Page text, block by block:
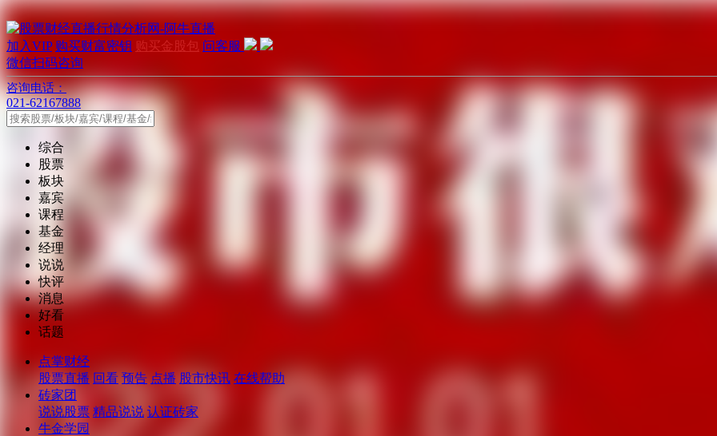
加入VIP 购买财富密钥 购买金股包 问客服
微信扫码咨询
咨询电话：
021-62167888
综合
股票
板块
嘉宾
课程
基金
经理
说说
快评
消息
好看
话题
点掌财经
股票直播 回看 预告 点播 股市快讯 在线帮助
砖家团
说说股票 精品说说 认证砖家
牛金学园